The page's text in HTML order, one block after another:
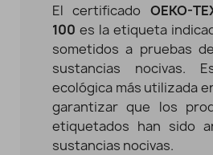
El certificado OEKO-
100 es la etiqueta
sometidos a pruebas
sustancias nocivas.
ecológica más utilizada
garantizar que los
etiquetados han sido
sustancias nocivas.